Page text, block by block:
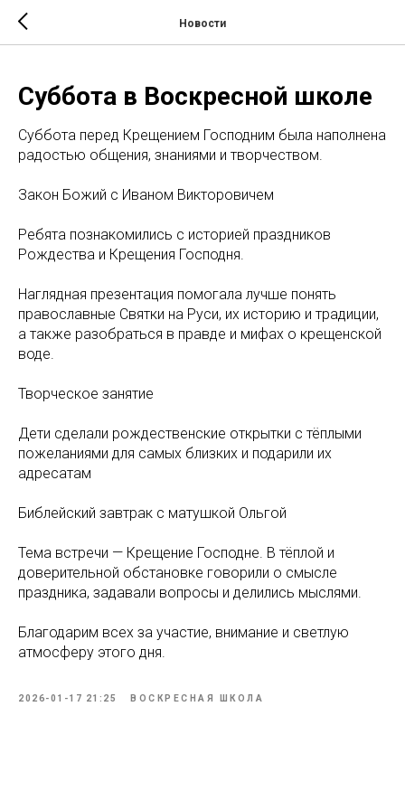
Новости
Суббота в Воскресной школе
Суббота перед Крещением Господним была наполнена
радостью общения, знаниями и творчеством.
Закон Божий с Иваном Викторовичем
Ребята познакомились с историей праздников
Рождества и Крещения Господня.
Наглядная презентация помогала лучше понять
православные Святки на Руси, их историю и традиции,
а также разобраться в правде и мифах о крещенской
воде.
Творческое занятие
Дети сделали рождественские открытки с тёплыми
пожеланиями для самых близких и подарили их
адресатам
Библейский завтрак с матушкой Ольгой
Тема встречи — Крещение Господне. В тёплой и
доверительной обстановке говорили о смысле
праздника, задавали вопросы и делились мыслями.
Благодарим всех за участие, внимание и светлую
атмосферу этого дня.
2026-01-17 21:25 ВОСКРЕСНАЯ ШКОЛА